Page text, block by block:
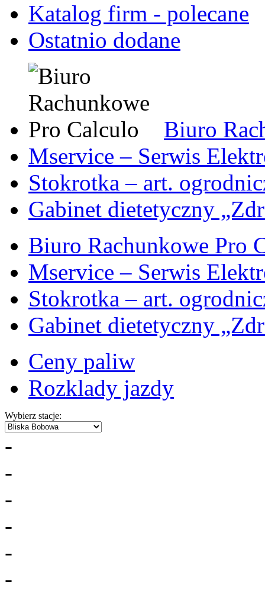
Katalog firm - polecane
Ostatnio dodane
Biuro
Mservice – Serwis
Stokrotka – art.
Gabinet dietetyczny
Biuro Rachunkowe Pro
Mservice – Serwis
Stokrotka – art.
Gabinet dietetyczny
Ceny paliw
Rozklady jazdy
Wybierz stacje:
-
-
-
-
-
-